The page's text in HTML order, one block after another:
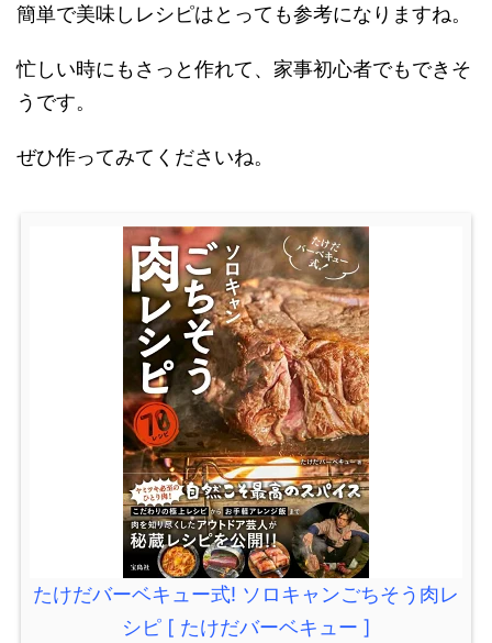
簡単で美味しレシピはとっても参考になりますね。
忙しい時にもさっと作れて、家事初心者でもできそ
うです。
ぜひ作ってみてくださいね。
たけだバーベキュー式! ソロキャンごちそう肉レ
シピ [ たけだバーベキュー ]